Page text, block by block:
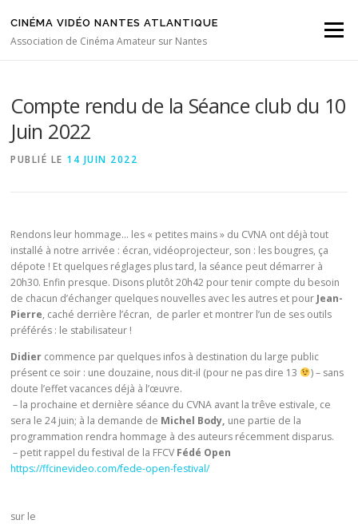
CINÉMA VIDÉO NANTES ATLANTIQUE
Association de Cinéma Amateur sur Nantes
Menu
Compte rendu de la Séance club du 10
Juin 2022
PUBLIÉ LE 14 JUIN 2022
Rendons leur hommage… les « petites mains » du CVNA ont déjà tout
installé à notre arrivée : écran, vidéoprojecteur, son : les bougres, ça
dépote ! Et quelques réglages plus tard, la séance peut démarrer à
20h30. Enfin presque. Disons plutôt 20h42 pour tenir compte du besoin
de chacun d’échanger quelques nouvelles avec les autres et pour Jean-
Pierre, caché derrière l’écran, de parler et montrer l’un de ses outils
préférés : le stabilisateur !
Didier commence par quelques infos à destination du large public
présent ce soir : une douzaine, nous dit-il (pour ne pas dire 13
) – sans
doute l’effet vacances déjà à l’œuvre.
– la prochaine et dernière séance du CVNA avant la trêve estivale, ce
sera le 24 juin; à la demande de Michel Body, une partie de la
programmation rendra hommage à des auteurs récemment disparus.
– petit rappel du festival de la FFCV Fédé Open
https://ffcinevideo.com/fede-open-festival/
sur le